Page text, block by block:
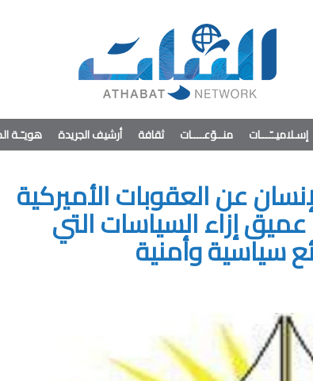
إسـلاميــّـــات منــوّعــــات ثقافة أرشيف الجريدة هويـّـة
عن العقوبات الأميركية
إزاء السياسات التي
سياسية وأمنية